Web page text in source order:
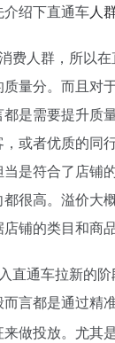
绍下直通车人
费人群，所以
量分。而且对
是需要提升质
或者优质的同
是符合了店铺
很高。溢价大
铺的类目和商
直通车拉新的
言都是通过精
做投放。尤其